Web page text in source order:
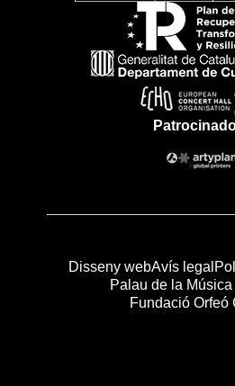
Disseny webAvís legal
Palau de la
Fundació Orfeó